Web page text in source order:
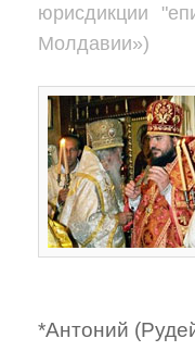
юрисдикции
Молдавии»)
*Антоний